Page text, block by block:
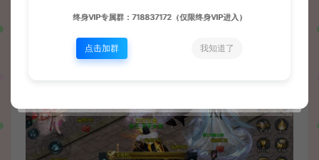
终身VIP专属群：718837172（仅限终身VIP进入）
点击加群 我知道了